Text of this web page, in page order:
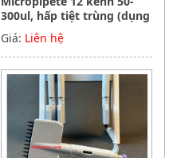
300ul, hấp tiệt trùng (dụng
cụ hút mẫu, chất lỏng),
Hãng Phoenix instrument
Germany
Giá: Liên hệ